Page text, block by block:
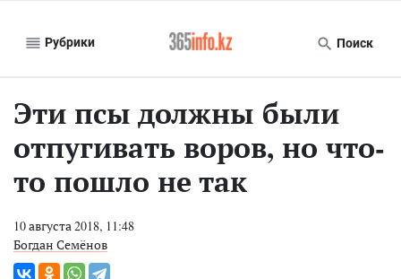
Рубрики Поиск
Эти псы должны были
отпугивать воров, но что-
то пошло не так
10 августа 2018, 11:48
Богдан Семёнов